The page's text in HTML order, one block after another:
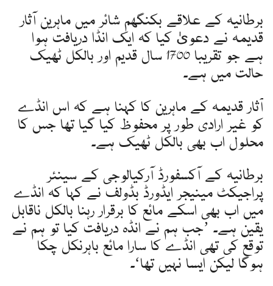
برطانیہ کے علاقے بکنگھم شائر میں ماہرین آثار
قدیمہ نے دعویٰ کیا کہ ایک انڈا دریافت ہوا
ہے جو تقریبا 1700 سال قدیم اور بالکل ٹھیک
حالت میں ہے۔
آثار قدیمہ کے ماہرین کا کہنا ہے کہ اس انڈے
کو غیر ارادی طور پر محفوظ کیا گیا تھا جس کا
محلول اب بھی بالکل ٹھیک ہے۔
برطانیہ کے آکسفورڈ آرکیالوجی کے سینئر
پراجیکٹ مینیجر ایڈورڈ بڈولف نے کہا کہ انڈے
میں اب بھی اسکے مائع کا برقرار رہنا بالکل ناقابل
یقین ہے۔ ’جب ہم نے انڈہ دریافت کیا تو ہم نے
توقع کی تھی انڈے کا سارا مائع باہرنکل چکا
ہوگا لیکن ایسا نہیں تھا‘۔